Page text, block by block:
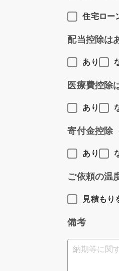
住宅ロー
配当控除は
あり
医療費控除
あり
寄付金控除
あり
ご依頼の温
見積もり
備考